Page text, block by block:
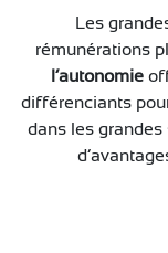
Les
rémunérations
l’autonomie
différenciants
dans les